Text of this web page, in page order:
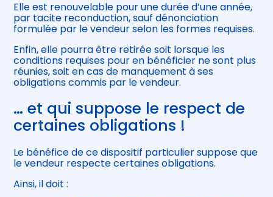
Elle est renouvelable pour une durée d’une année,
par tacite reconduction, sauf dénonciation
formulée par le vendeur selon les formes requises.
Enfin, elle pourra être retirée soit lorsque les
conditions requises pour en bénéficier ne sont plus
réunies, soit en cas de manquement à ses
obligations commis par le vendeur.
… et qui suppose le respect de
certaines obligations !
Le bénéfice de ce dispositif particulier suppose que
le vendeur respecte certaines obligations.
Ainsi, il doit :